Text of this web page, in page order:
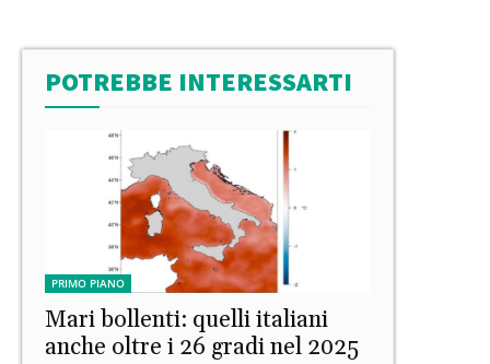
POTREBBE INTERESSARTI
PRIMO PIANO
Mari bollenti: quelli italiani
anche oltre i 26 gradi nel 2025